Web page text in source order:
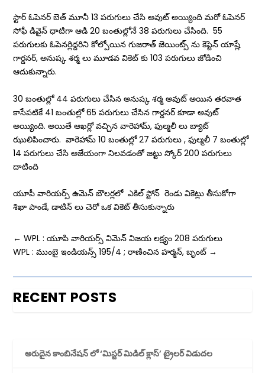
స్టార్ ఓపెనర్ బెత్ మూనీ 13 పరుగులు చేసి అవుట్ అయ్యింది మరో ఓపెనర్
సోఫీ డివైన్ ధాటిగా ఆడి 20 బంతుల్లోనే 38 పరుగులు చేసింది. 55
పరుగులకు ఓపెనర్లిద్దరిని కోల్పోయిన గుజరాత్ జెయింట్స్ ను కెప్టెన్ యాష్లే
గార్డనర్, అనుష్క శర్మ లు మూడవ వికెట్ కు 103 పరుగులు జోడించి
ఆదుకున్నారు.
30 బంతుల్లో 44 పరుగులు చేసిన అనుష్క శర్మ అవుట్ అయిన తరవాత
కాసేపటికే 41 బంతుల్లో 65 పరుగులు చేసిన గార్డనర్ కూడా అవుట్
అయ్యింది. అయితే ఆఖర్లో వచ్చిన వారెహామ్, ఫుల్మలీ లు బ్యాట్
ఝులిపించారు. వారెహామ్ 10 బంతుల్లో 27 పరుగులు , ఫుల్మలీ 7 బంతుల్లో
14 పరుగులు చేసి అజేయంగా నిలవడంతో జట్టు స్కోర్ 200 పరుగులు
దాటింది
యూపీ వారియర్స్ ఉమెన్ బౌలర్లలో ఎకిల్ స్టోన్ రెండు వికెట్లు తీసుకోగా
శిఖా పాండే, డాటిన్ లు చెరో ఒక వికెట్ తీసుకున్నారు
←WPL : యూపి వారియర్స్ విమెన్ విజయ లక్ష్యం 208 పరుగులు
WPL : ముంబై ఇండియన్స్ 195/4 ; రాణించిన హర్మన్, బృంట్→
RECENT POSTS
అరుదైన కాంబినేషన్ లో ‘మిస్టర్ మిడిల్ క్లాస్’ ట్రైలర్ విడుదల